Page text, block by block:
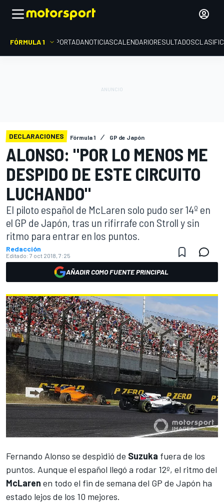
FÓRMULA 1 PORTADANOTICIASCALENDARIORESULTADOS
DECLARACIONES Fórmula 1 GP de Japón
ALONSO: "POR LO MENOS ME
DESPIDO DE ESTE CIRCUITO
LUCHANDO"
El piloto español de McLaren solo pudo ser 14º en
el GP de Japón, tras un rifirrafe con Stroll y sin
ritmo para entrar en los puntos.
Redacción
Editado: 7 oct 2018, 7:25
AÑADIR COMO FUENTE PRINCIPAL
Fernando Alonso se despidió de Suzuka fuera de los
puntos. Aunque el español llegó a rodar 12º, el ritmo del
McLaren en todo el fin de semana del GP de Japón ha
estado lejos de los 10 mejores.